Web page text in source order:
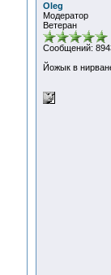
Oleg
Модератор
Ветеран
Сообщений:
Йожык в